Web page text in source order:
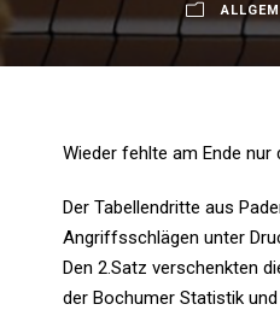
Wieder fehlte am Ende nur
Der Tabellendritte aus
Angriffsschlägen unter
Den 2.Satz verschenkten
der Bochumer Statistik